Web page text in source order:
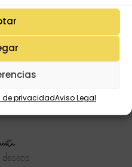
de privacidadAviso Legal